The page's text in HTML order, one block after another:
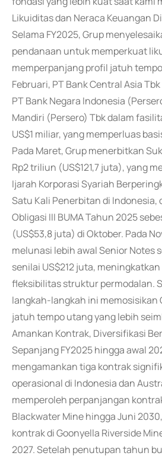
Likuiditas dan Neraca Keuangan
Selama FY2025, Grup
pendanaan untuk memperkuat
memperpanjang profil jatuh
Februari, PT Bank Central Asia
PT Bank Negara Indonesia
Mandiri (Persero) Tbk dalam
US$1 miliar, yang memperluas
Pada Maret, Grup menerbitkan
Rp2 triliun (US$121,7 juta), yang
Ijarah Korporasi Syariah
Satu Kali Penerbitan di
Obligasi III BUMA Tahun 2025
(US$53,8 juta) di Oktober. Pada
melunasi lebih awal Senior Notes
senilai US$212 juta,
fleksibilitas struktur permodalan.
langkah-langkah ini memosisikan
jatuh tempo utang yang lebih
Amankan Kontrak, Diversifikasi
Sepanjang FY2025 hingga awal
mengamankan tiga kontrak
operasional di Indonesia dan
memperoleh perpanjangan
Blackwater Mine hingga Juni
kontrak di Goonyella Riverside
2027. Setelah penutupan tahun